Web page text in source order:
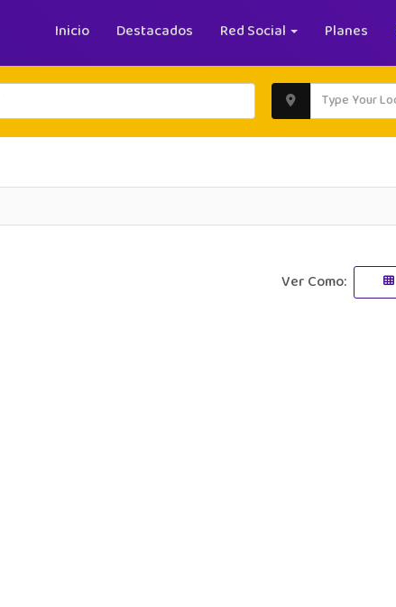
Inicio Destacados Red Social Planes
Ver Como: